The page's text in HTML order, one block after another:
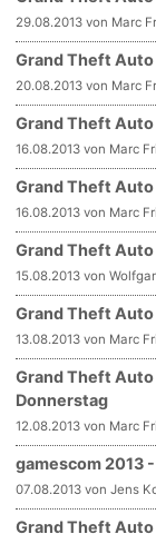
29.08.2013 von Marc
Grand Theft
20.08.2013 von Marc
Grand Theft
16.08.2013 von Marc
Grand Theft
16.08.2013 von Marc
Grand Theft
15.08.2013 von
Grand Theft
13.08.2013 von Marc
Grand Theft
Donnerstag
12.08.2013 von Marc
gamescom 2013
07.08.2013 von Jens
Grand Theft